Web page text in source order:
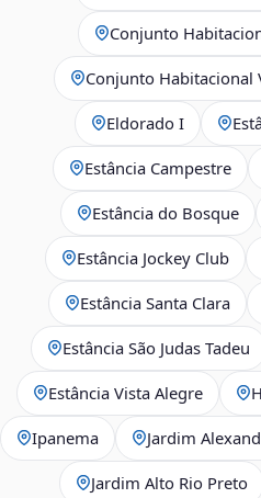
Conjunto
Conjunto Habitacional
Eldorado I
Estância Campestre
Estância do Bosque
Estância Jockey Club
Estância Santa Clara
Estância São Judas Tadeu
Estância Vista Alegre
Ipanema Jardim
Jardim Alto Rio Preto